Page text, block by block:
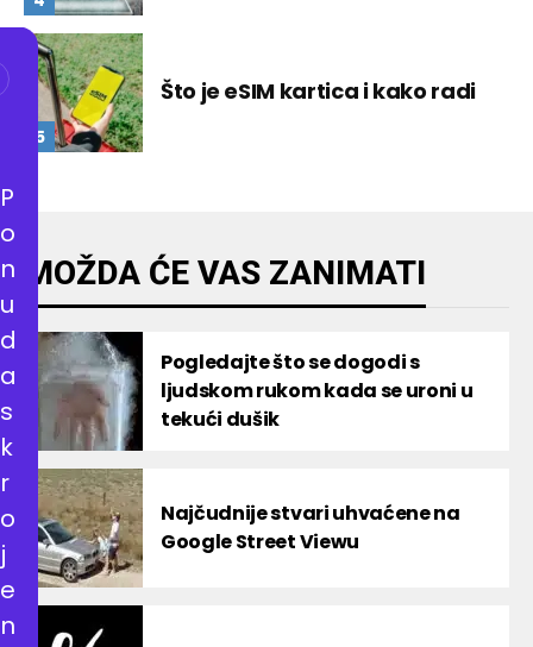
Što je eSIM kartica i kako radi
MOŽDA ĆE VAS ZANIMATI
Pogledajte što se dogodi s
ljudskom rukom kada se uroni u
tekući dušik
Najčudnije stvari uhvaćene na
Google Street Viewu
P
o
n
u
d
a
s
k
r
o
j
e
n